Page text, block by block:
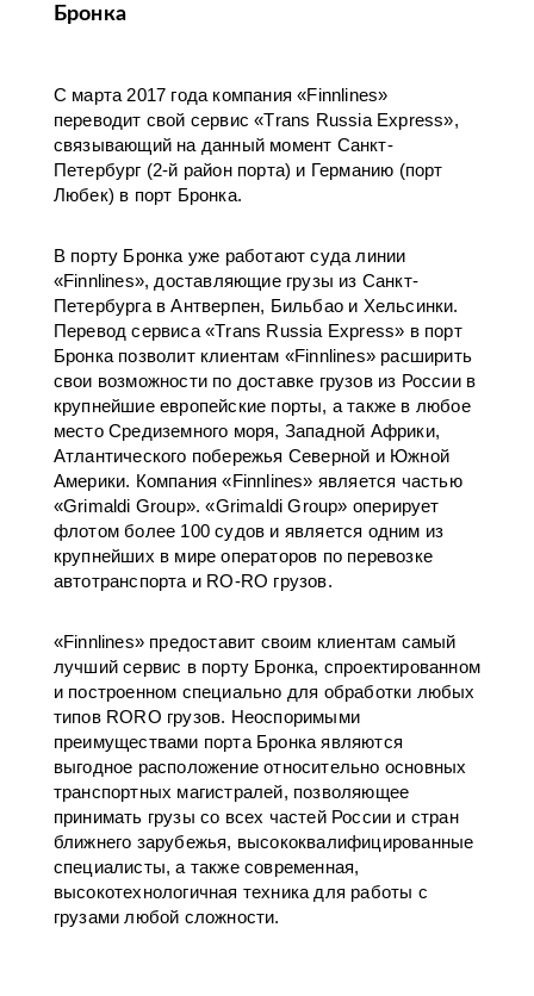
Бронка
С марта 2017 года компания «Finnlines»
переводит свой сервис «Тrans Russia Express»,
связывающий на данный момент Санкт-
Петербург (2-й район порта) и Германию (порт
Любек) в порт Бронка.
В порту Бронка уже работают суда линии
«Finnlines», доставляющие грузы из Санкт-
Петербурга в Антверпен, Бильбао и Хельсинки.
Перевод сервиса «Тrans Russia Express» в порт
Бронка позволит клиентам «Finnlines» расширить
свои возможности по доставке грузов из России в
крупнейшие европейские порты, а также в любое
место Средиземного моря, Западной Африки,
Атлантического побережья Северной и Южной
Америки. Компания «Finnlines» является частью
«Grimaldi Group». «Grimaldi Group» оперирует
флотом более 100 судов и является одним из
крупнейших в мире операторов по перевозке
автотранспорта и RO-RO грузов.
«Finnlines» предоставит своим клиентам самый
лучший сервис в порту Бронка, спроектированном
и построенном специально для обработки любых
типов RORO грузов. Неоспоримыми
преимуществами порта Бронка являются
выгодное расположение относительно основных
транспортных магистралей, позволяющее
принимать грузы со всех частей России и стран
ближнего зарубежья, высококвалифицированные
специалисты, а также современная,
высокотехнологичная техника для работы с
грузами любой сложности.